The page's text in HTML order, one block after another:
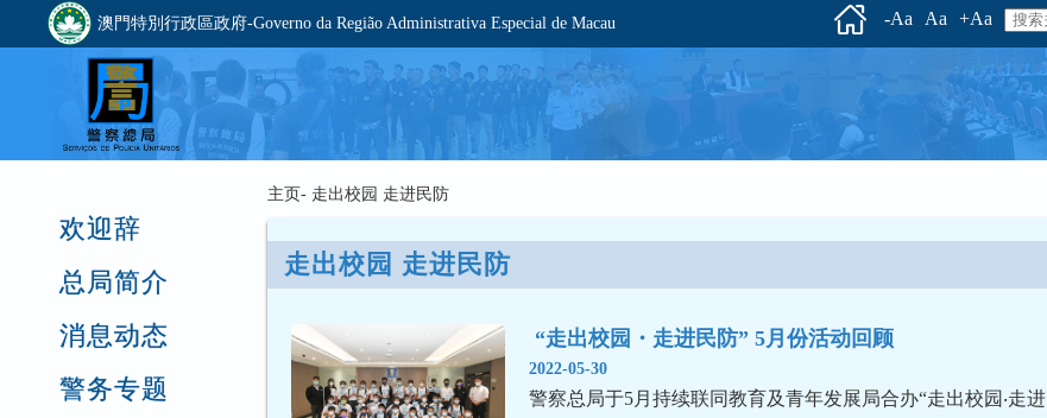
澳門特別行政區政府-Governo da Região Administrativa Especial de Macau -Aa Aa +Aa
欢迎辞
总局简介
消息动态
警务专题
主页- 走出校园 走进民防
走出校园 走进民防
“走出校园・走进民防” 5月份活动回顾
2022-05-30
警察总局于5月持续联同教育及青年发展局合办“走出校园‧走进